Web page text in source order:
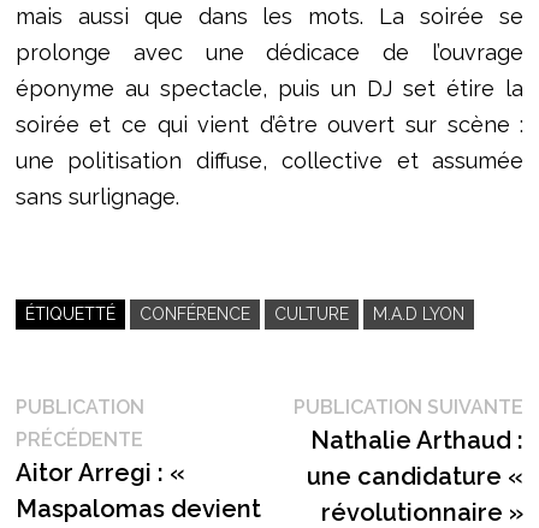
mais aussi que dans les mots. La soirée se
prolonge avec une dédicace de l’ouvrage
éponyme au spectacle, puis un DJ set étire la
soirée et ce qui vient d’être ouvert sur scène :
une politisation diffuse, collective et assumée
sans surlignage.
ÉTIQUETTÉ CONFÉRENCE CULTURE M.A.D LYON
Navigation
de
l’article
PUBLICATION
PRÉCÉDENTEPublication
précédente :
Aitor Arregi : «
Maspalomas devient
PUBLICATION SUIVANTE
Nathalie Arthaud :
une candidature «
révolutionnaire »